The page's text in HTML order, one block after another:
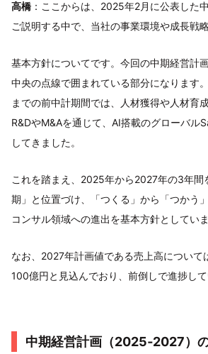
高橋 ：ここからは、2025年2月に公表した
ご説明する中で、当社の事業環境や成長戦
基本方針についてです。今回の中期経営計
中央の点線で囲まれている部分になります
までの前中計期間では、人材獲得や人材育
R&DやM&Aを通じて、AI搭載のグローバル
してきました。
これを踏まえ、2025年から2027年の3年間
期」と位置づけ、「つくる」から「つかう
コンサル領域への進出を基本方針としていま
なお、2027年計画値である売上高について
100億円と見込んでおり、前倒しで進捗して
中期経営計画（2025‐2027）